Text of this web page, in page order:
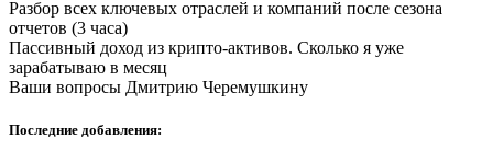
Разбор всех ключевых отраслей и компаний после сезона
отчетов (3 часа)
Пассивный доход из крипто-активов. Сколько я уже
зарабатываю в месяц
Ваши вопросы Дмитрию Черемушкину
Последние добавления: